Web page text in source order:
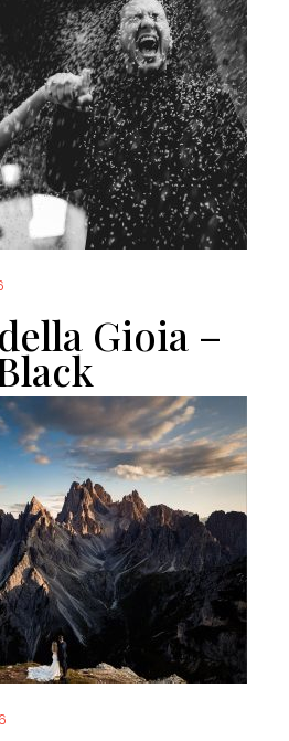
Gioia –